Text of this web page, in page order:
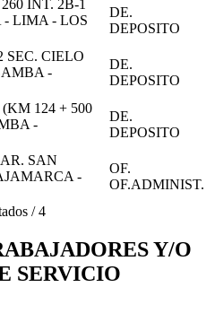
INT. 2B-1
LIMA - LOS
DE.
DEPOSITO
SEC. CIELO
-
DE.
DEPOSITO
124 + 500
-
DE.
DEPOSITO
SAN
-
OF.
OF.ADMINIST.
/4
Y/O
SERVICIO